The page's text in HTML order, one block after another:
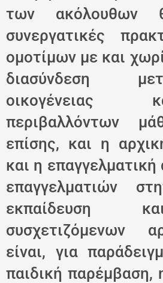
των ακόλουθων
συνεργατικές
ομοτίμων με και
διασύνδεση
περιβαλλόντων
επίσης, και η
και η
επαγγελματιών
εκπαίδευση
συσχετιζόμενων
είναι, για
παιδική παρέμβαση,